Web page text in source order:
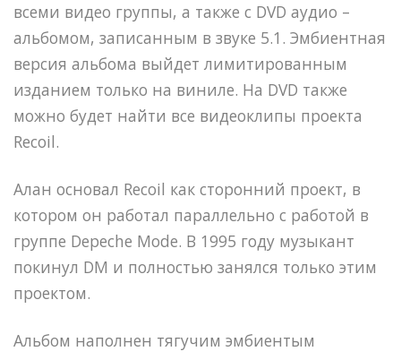
всеми видео группы, а также с DVD аудио –
альбомом, записанным в звуке 5.1. Эмбиентная
версия альбома выйдет лимитированным
изданием только на виниле. На DVD также
можно будет найти все видеоклипы проекта
Recoil.
Алан основал Recoil как сторонний проект, в
котором он работал параллельно с работой в
группе Depeche Mode. В 1995 году музыкант
покинул DM и полностью занялся только этим
проектом.
Альбом наполнен тягучим эмбиентым